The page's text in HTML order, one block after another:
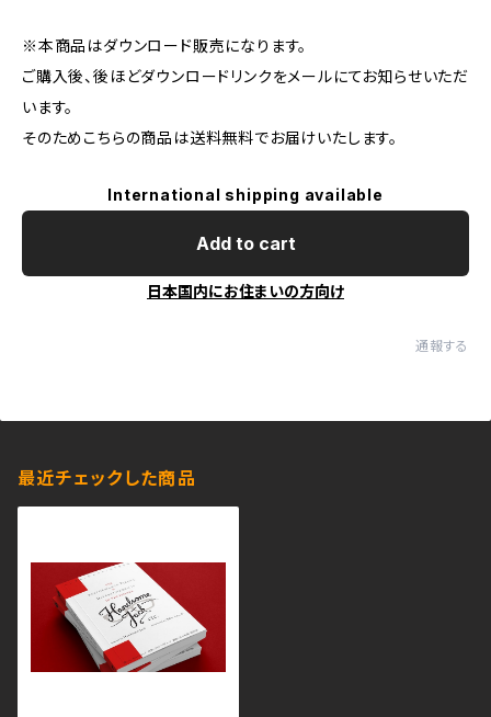
※本商品はダウンロード販売になります。
ご購入後、後ほどダウンロードリンクをメールにてお知らせいただ
います。
そのためこちらの商品は送料無料でお届けいたします。
International shipping available
Add to cart
日本国内にお住まいの方向け
通報する
最近チェックした商品